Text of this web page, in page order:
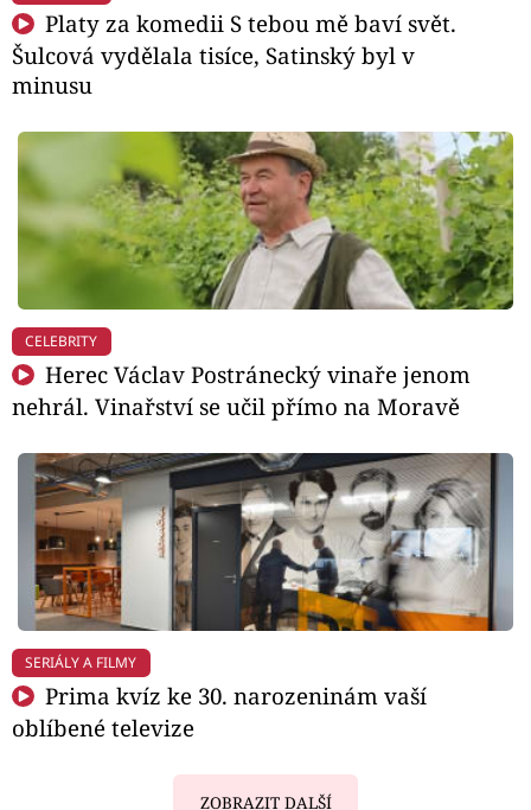
Platy za komedii S tebou mě baví svět.
Šulcová vydělala tisíce, Satinský byl v
minusu
CELEBRITY
Herec Václav Postránecký vinaře jenom
nehrál. Vinařství se učil přímo na Moravě
SERIÁLY A FILMY
Prima kvíz ke 30. narozeninám vaší
oblíbené televize
ZOBRAZIT DALŠÍ